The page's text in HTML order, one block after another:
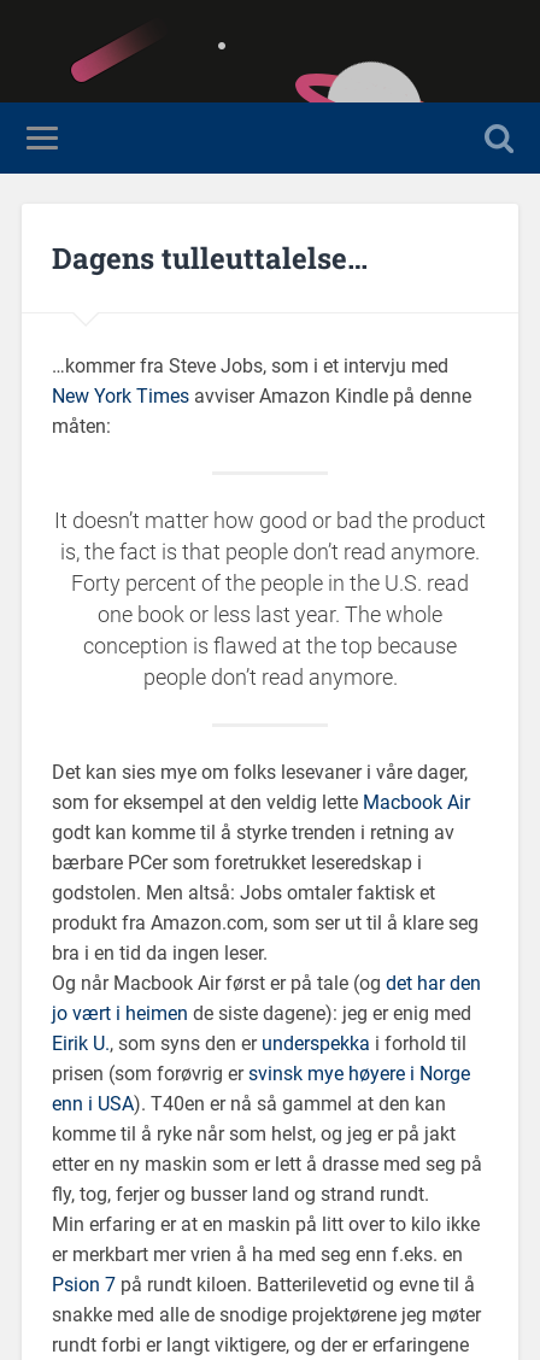
Dagens tulleuttalelse…
…kommer fra Steve Jobs, som i et intervju med
New York Timesavviser Amazon Kindle på denne
måten:
It doesn’t matter how good or bad the product
is, the fact is that people don’t read anymore.
Forty percent of the people in the U.S. read
one book or less last year. The whole
conception is flawed at the top because
people don’t read anymore.
Det kan sies mye om folks lesevaner i våre dager,
som for eksempel at den veldig lette Macbook Air
godt kan komme til å styrke trenden i retning av
bærbare PCer som foretrukket leseredskap i
godstolen. Men altså: Jobs omtaler faktisk et
produkt fra Amazon.com, som ser ut til å klare seg
bra i en tid da ingen leser.
Og når Macbook Air først er på tale (og det har den
jo vært i heimen de siste dagene): jeg er enig med
Eirik U., som syns den er underspekka i forhold til
prisen (som forøvrig ersvinsk mye høyere i Norge
enn i USA). T40en er nå så gammel at den kan
komme til å ryke når som helst, og jeg er på jakt
etter en ny maskin som er lett å drasse med seg på
fly, tog, ferjer og busser land og strand rundt.
Min erfaring er at en maskin på litt over to kilo ikke
er merkbart mer vrien å ha med seg enn f.eks. en
Psion 7på rundt kiloen. Batterilevetid og evne til å
snakke med alle de snodige projektørene jeg møter
rundt forbi er langt viktigere, og der er erfaringene